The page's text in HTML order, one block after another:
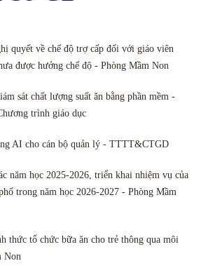
quyết về chế độ trợ cấp đối với giáo viên
được hưởng chế độ - Phòng Mầm Non
sát chất lượng suất ăn bằng phần mềm -
trình giáo dục
AI cho cán bộ quản lý - TTTT&CTGD
năm học 2025-2026, triển khai nhiệm vụ của
trong năm học 2026-2027 - Phòng Mầm
thức tổ chức bữa ăn cho trẻ thông qua môi
Non